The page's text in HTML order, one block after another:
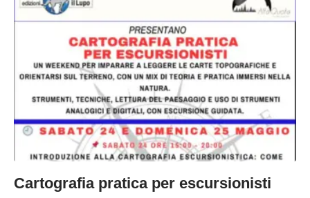
Cartografia pratica per escursionisti